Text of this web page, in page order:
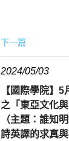
下一篇
2024/05/03
【國際學院】
之「東亞文化
（主題：誰知
詩英譯的求真與